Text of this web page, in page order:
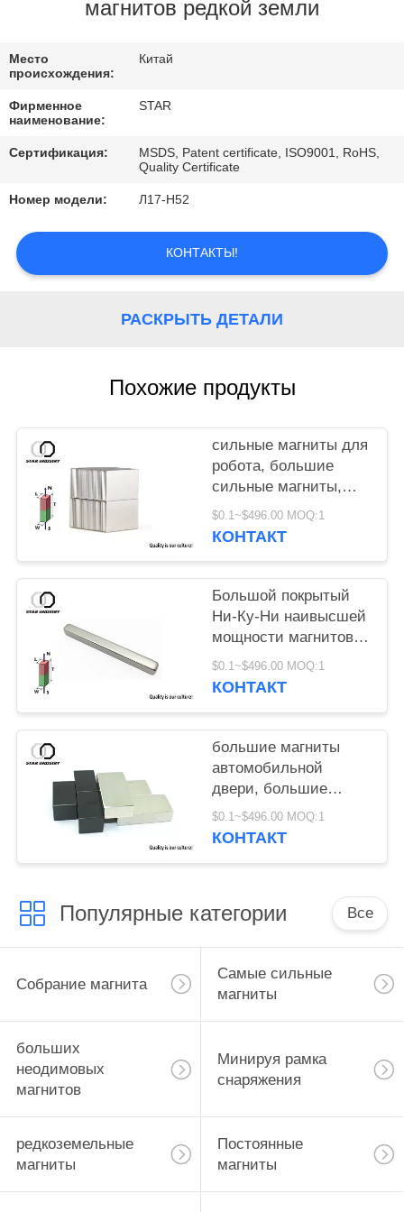
КАЧЕСТВА
СВЯЖИТЕСЬ
МЫ
НОВОСТИ
СЛУЧАИ
магнитов редкой земли
Место
происхождения:
Китай
Фирменное
наименование:
STAR
Сертификация:
MSDS, Patent certificate, ISO9001, RoHS,
Quality Certificate
Номер модели: Л17-Н52
КОНТАКТЫ!
РАСКРЫТЬ ДЕТАЛИ
Похожие продукты
сильные магниты для
робота, большие
сильные магниты,
большие магниты
неодимия для
$0.1~$496.00 MOQ:1
КОНТАКТ
Большой покрытый
Ни-Ку-Ни наивысшей
мощности магнитов
50кс5кс5мм блока
неодимия
$0.1~$496.00 MOQ:1
КОНТАКТ
большие магниты
автомобильной
двери, большие
постоянные магниты,
где купить большие
$0.1~$496.00 MOQ:1
КОНТАКТ
Популярные категории Все
Собрание магнита
Самые сильные
магниты
больших
неодимовых
магнитов
Минируя рамка
снаряжения
редкоземельные
магниты
Постоянные
магниты